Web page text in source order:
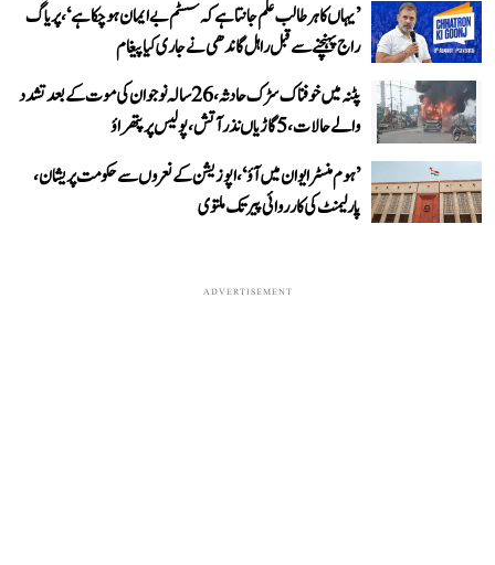
’یہاں کا ہر طالب علم جانتا ہے کہ سسٹم بے ایمان ہو چکا ہے‘، پریاگ
راج پہنچنے سے قبل راہل گاندھی نے جاری کیا پیغام
پٹنہ میں خوفناک سڑک حادثہ، 26 سالہ نوجوان کی موت کے بعد تشدد
والے حالات، 5 گاڑیاں نذر آتش، پولیس پر پتھراؤ
’ہوم منسٹر ایوان میں آؤ‘، اپوزیشن کے نعروں سے حکومت پریشان،
پارلیمنٹ کی کارروائی پیر تک ملتوی
ADVERTISEMENT